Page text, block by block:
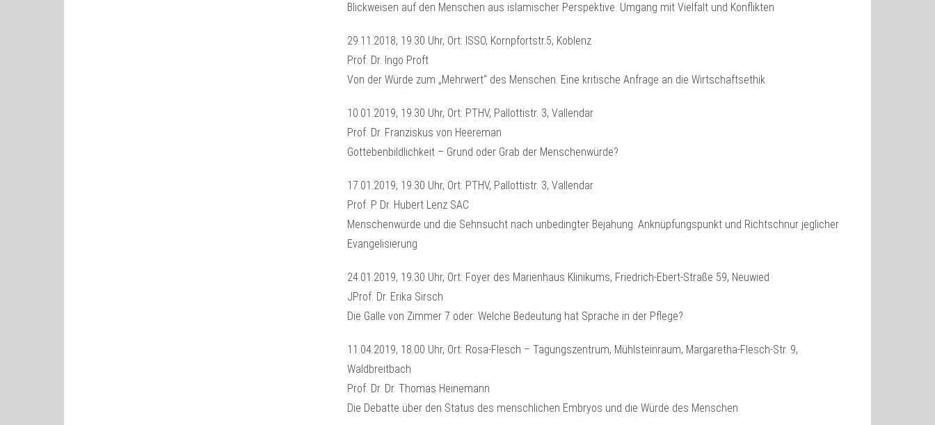
Blickweisen auf den Menschen aus islamischer Perspektive. Umgang mit Vielfalt und Konflikten
29.11.2018, 19.30 Uhr, Ort: ISSO, Kornpfortstr.5, Koblenz
Prof. Dr. Ingo Proft
Von der Würde zum „Mehrwert“ des Menschen. Eine kritische Anfrage an die Wirtschaftsethik
10.01.2019, 19.30 Uhr, Ort: PTHV, Pallottistr. 3, Vallendar
Prof. Dr. Franziskus von Heereman
Gottebenbildlichkeit – Grund oder Grab der Menschenwürde?
17.01.2019, 19.30 Uhr, Ort: PTHV, Pallottistr. 3, Vallendar
Prof. P. Dr. Hubert Lenz SAC
Menschenwürde und die Sehnsucht nach unbedingter Bejahung. Anknüpfungspunkt und Richtschnur jeglicher
Evangelisierung
24.01.2019, 19.30 Uhr, Ort: Foyer des Marienhaus Klinikums, Friedrich-Ebert-Straße 59, Neuwied
JProf. Dr. Erika Sirsch
Die Galle von Zimmer 7 oder: Welche Bedeutung hat Sprache in der Pflege?
11.04.2019, 18.00 Uhr, Ort: Rosa-Flesch – Tagungszentrum, Mühlsteinraum, Margaretha-Flesch-Str. 9,
Waldbreitbach
Prof. Dr. Dr. Thomas Heinemann
Die Debatte über den Status des menschlichen Embryos und die Würde des Menschen